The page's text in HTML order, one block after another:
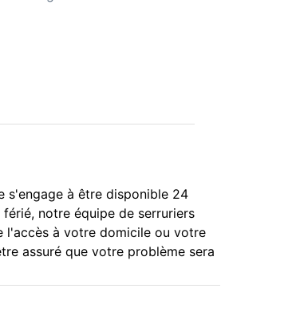
s'engage à être disponible 24
notre équipe de serruriers
l'accès à votre domicile ou votre
assuré que votre problème sera